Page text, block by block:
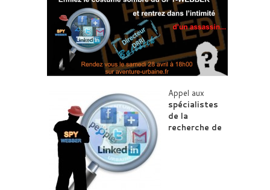
Appel aux
spécialistes
de la
recherche de